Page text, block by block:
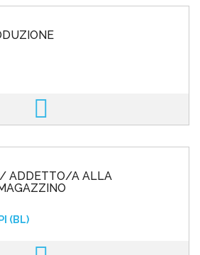
ADDETTO/A ALLA
(BL)